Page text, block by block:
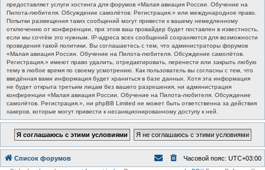
предоставляет услуги хостинга для форумов «Малая авиация России. Обучение на
Пилота-любителя. Обсуждение самолётов. Регистрация.» или международное право.
Попытки размещения таких сообщений могут привести к вашему немедленному
отключению от конференции, при этом ваш провайдер будет поставлен в известность,
если мы сочтём это нужным. IP-адреса всех сообщений сохраняются для возможности
проведения такой политики. Вы соглашаетесь с тем, что администраторы форумов
«Малая авиация России. Обучение на Пилота-любителя. Обсуждение самолётов.
Регистрация.» имеют право удалить, отредактировать, перенести или закрыть любую
тему в любое время по своему усмотрению. Как пользователь вы согласны с тем, что
введённая вами информация будет храниться в базе данных. Хотя эта информация
не будет открыта третьим лицам без вашего разрешения, ни администрация
конференции «Малая авиация России. Обучение на Пилота-любителя. Обсуждение
самолётов. Регистрация.», ни phpBB Limited не может быть ответственна за действия
хакеров, которые могут привести к несанкционированному доступу к ней.
Список форумов Часовой пояс: UTC+03:00